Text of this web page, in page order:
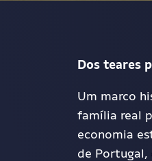
Dos teares
Um marco
família real
economia
de Portugal,